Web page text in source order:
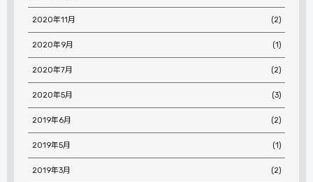
2020年11月 (2)
2020年9月 (1)
2020年7月 (2)
2020年5月 (3)
2019年6月 (2)
2019年5月 (1)
2019年3月 (2)